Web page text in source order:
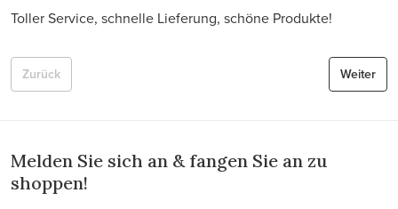
Toller Service, schnelle Lieferung, schöne Produkte!
Weiter
Zurück
Melden Sie sich an & fangen Sie an zu
shoppen!